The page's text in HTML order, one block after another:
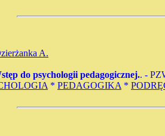
A.
do psychologii pedagogicznej.. -
* PEDAGOGIKA *